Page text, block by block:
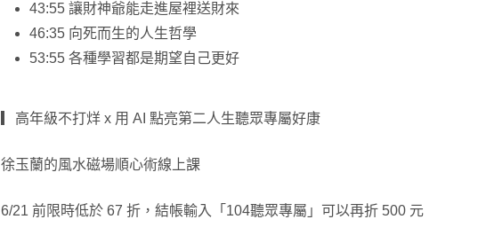
43:55 讓財神爺能走進屋裡送財來
46:35 向死而生的人生哲學
53:55 各種學習都是期望自己更好
▎高年級不打烊 x 用 AI 點亮第二人生聽眾專屬好康
徐玉蘭的風水磁場順心術線上課
6/21 前限時低於 67 折，結帳輸入「104聽眾專屬」可以再折 500 元